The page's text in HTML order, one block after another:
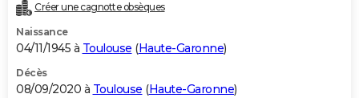
Créer une cagnotte obsèques
Naissance
04/11/1945 à Toulouse (Haute-Garonne)
Décès
08/09/2020 à Toulouse (Haute-Garonne)